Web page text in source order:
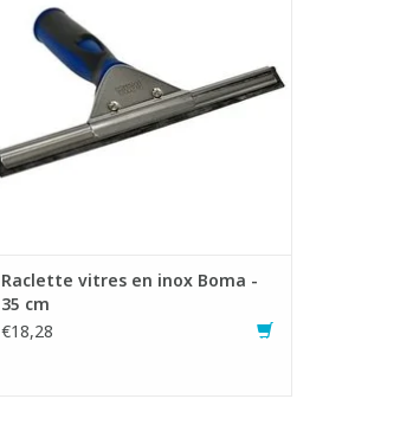
- Caoutchouc durable et souple. Rapide et
facile à remplacer
- Compatible avec différents manches
télescopiques
AJOUTER AU PANIER
Raclette vitres en inox Boma -
35 cm
€18,28